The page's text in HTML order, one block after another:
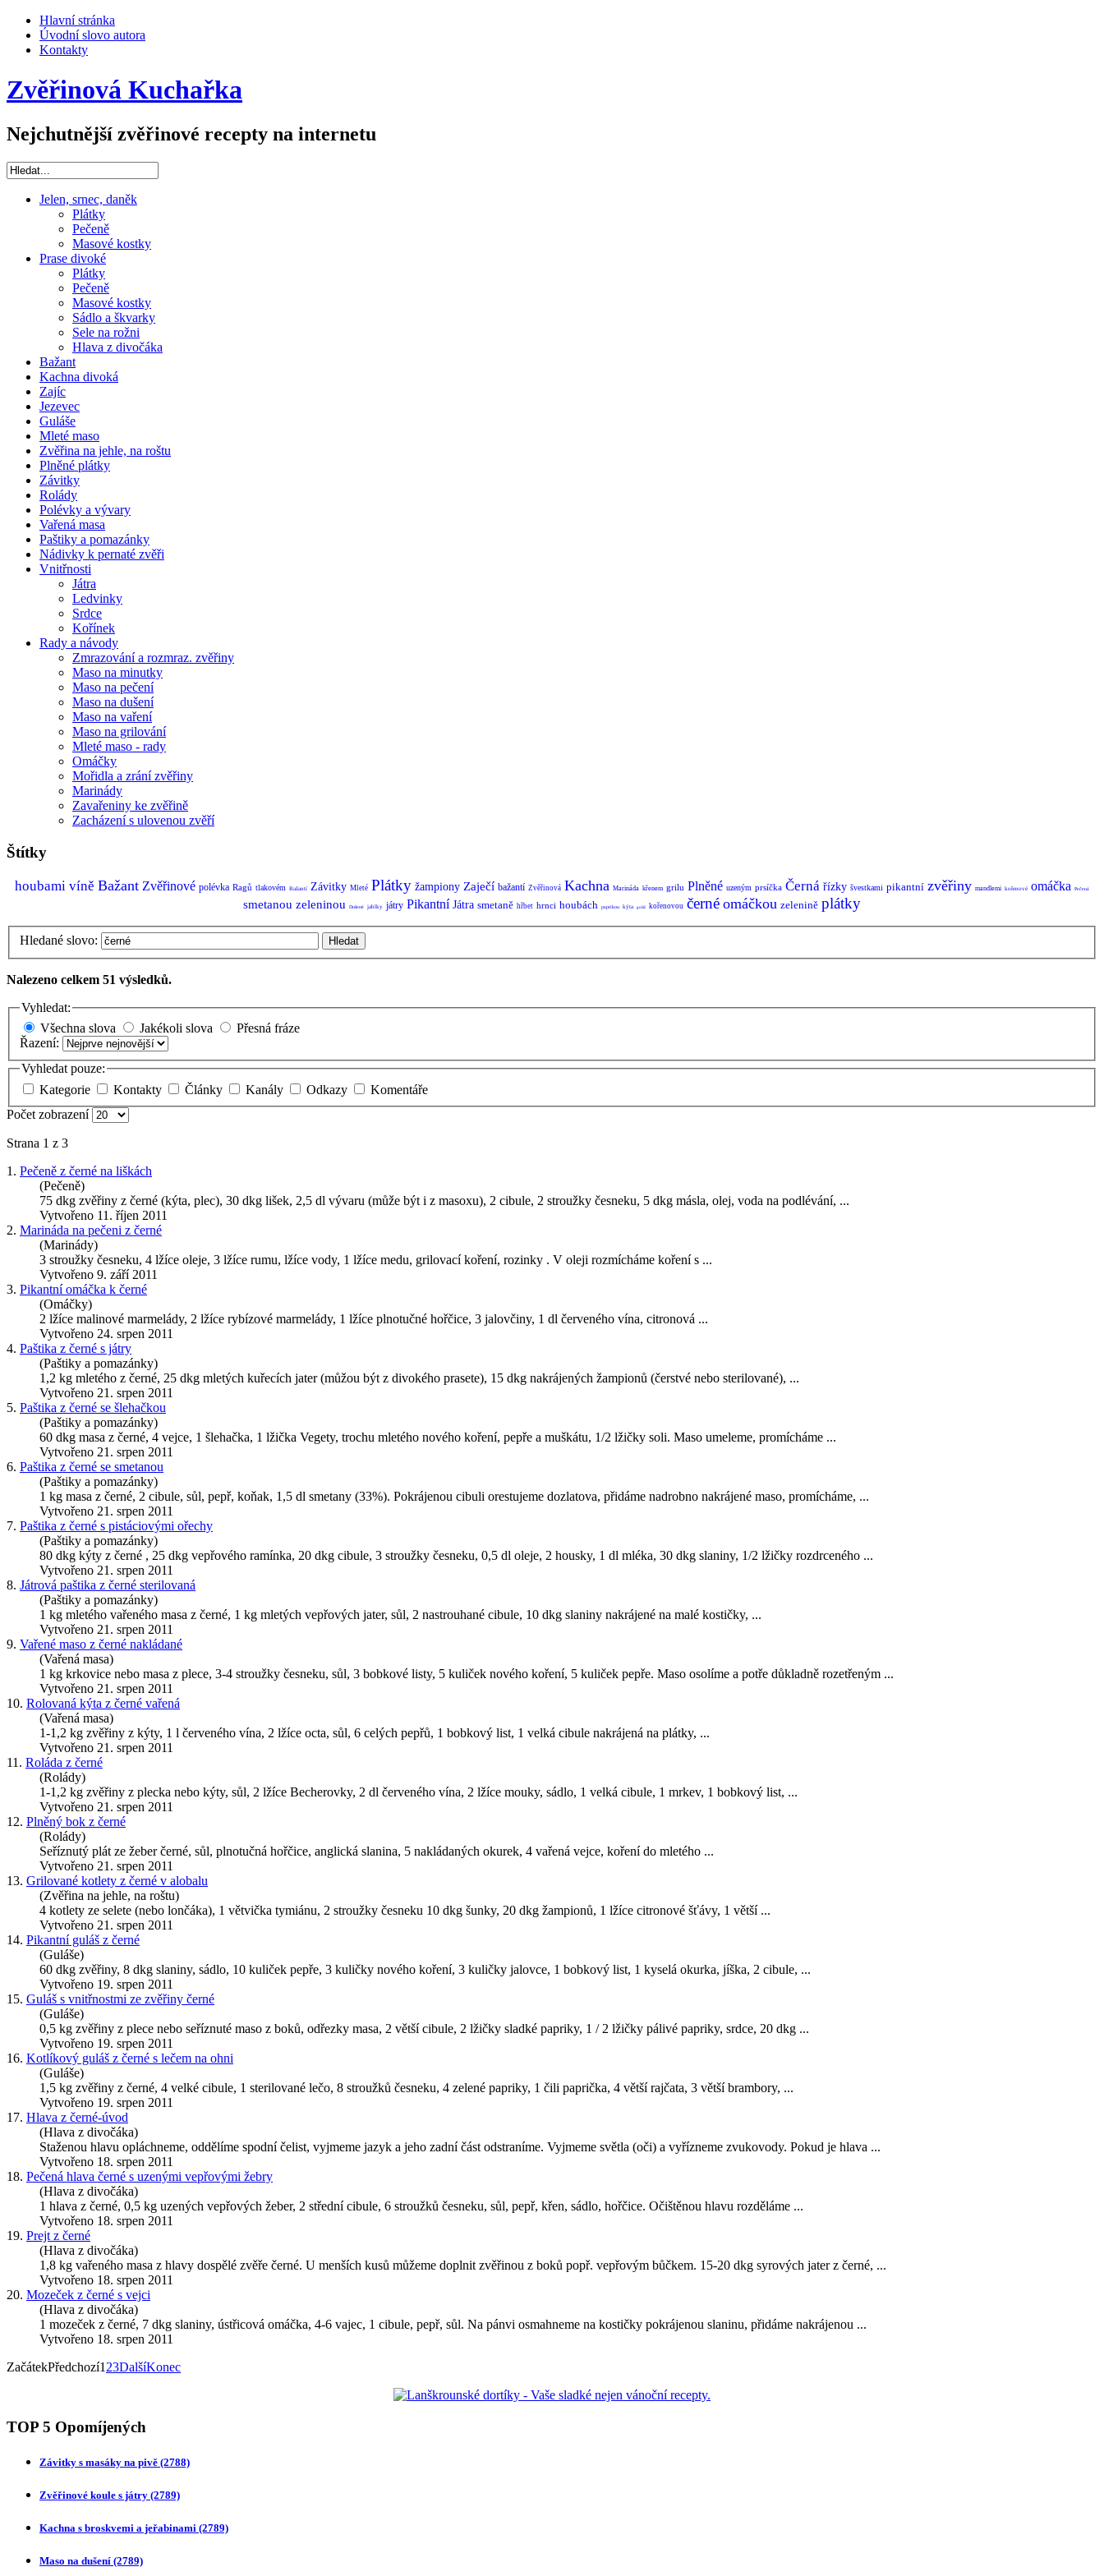
Hlavní stránka
Úvodní slovo autora
Kontakty
Zvěřinová Kuchařka
Nejchutnější zvěřinové recepty na internetu
Jelen, srnec, daněk
Plátky
Pečeně
Masové kostky
Prase divoké
Plátky
Pečeně
Masové kostky
Sádlo a škvarky
Sele na rožni
Hlava z divočáka
Bažant
Kachna divoká
Zajíc
Jezevec
Guláše
Mleté maso
Zvěřina na jehle, na roštu
Plněné plátky
Závitky
Rolády
Polévky a vývary
Vařená masa
Paštiky a pomazánky
Nádivky k pernaté zvěři
Vnitřnosti
Játra
Ledvinky
Srdce
Kořínek
Rady a návody
Zmrazování a rozmraz. zvěřiny
Maso na minutky
Maso na pečení
Maso na dušení
Maso na vaření
Maso na grilování
Mleté maso - rady
Omáčky
Mořidla a zrání zvěřiny
Marinády
Zavařeniny ke zvěřině
Zacházení s ulovenou zvěří
Štítky
houbami víně Bažant Zvěřinové polévka Ragů tlakovém Bažantí Závitky Mleté Plátky žampiony Zaječí bažantí Zvěřinová Kachna Marináda křenem grilu Plněné uzeným prsíčka Černá řízky švestkami pikantní zvěřiny mandlemi kořenové omáčka Pečená
smetanou zeleninou Dušené jablky játry Pikantní Játra smetaně hřbet hrnci houbách paprikou kýta guláš kořenovou černé omáčkou zelenině plátky
Hledané slovo: Hledat
Nalezeno celkem 51 výsledků.
Vyhledat:
Všechna slova
Jakékoli slova
Přesná fráze
Řazení:
Vyhledat pouze:
Kategorie
Kontakty Články Kanály Odkazy
Komentáře
Počet zobrazení
Strana 1 z 3
1. Pečeně z černé na liškách
(Pečeně)
75 dkg zvěřiny z černé (kýta, plec), 30 dkg lišek, 2,5 dl vývaru (může být i z masoxu), 2 cibule, 2 stroužky česneku, 5 dkg másla, olej, voda na podlévání, ...
Vytvořeno 11. říjen 2011
2. Marináda na pečeni z černé
(Marinády)
3 stroužky česneku, 4 lžíce oleje, 3 lžíce rumu, lžíce vody, 1 lžíce medu, grilovací koření, rozinky . V oleji rozmícháme koření s ...
Vytvořeno 9. září 2011
3. Pikantní omáčka k černé
(Omáčky)
2 lžíce malinové marmelády, 2 lžíce rybízové marmelády, 1 lžíce plnotučné hořčice, 3 jalovčiny, 1 dl červeného vína, citronová ...
Vytvořeno 24. srpen 2011
4. Paštika z černé s játry
(Paštiky a pomazánky)
1,2 kg mletého z černé, 25 dkg mletých kuřecích jater (můžou být z divokého prasete), 15 dkg nakrájených žampionů (čerstvé nebo sterilované), ...
Vytvořeno 21. srpen 2011
5. Paštika z černé se šlehačkou
(Paštiky a pomazánky)
60 dkg masa z černé, 4 vejce, 1 šlehačka, 1 lžička Vegety, trochu mletého nového koření, pepře a muškátu, 1/2 lžičky soli. Maso umeleme, promícháme ...
Vytvořeno 21. srpen 2011
6. Paštika z černé se smetanou
(Paštiky a pomazánky)
1 kg masa z černé, 2 cibule, sůl, pepř, koňak, 1,5 dl smetany (33%). Pokrájenou cibuli orestujeme dozlatova, přidáme nadrobno nakrájené maso, promícháme, ...
Vytvořeno 21. srpen 2011
7. Paštika z černé s pistáciovými ořechy
(Paštiky a pomazánky)
80 dkg kýty z černé , 25 dkg vepřového ramínka, 20 dkg cibule, 3 stroužky česneku, 0,5 dl oleje, 2 housky, 1 dl mléka, 30 dkg slaniny, 1/2 lžičky rozdrceného ...
Vytvořeno 21. srpen 2011
8. Játrová paštika z černé sterilovaná
(Paštiky a pomazánky)
1 kg mletého vařeného masa z černé, 1 kg mletých vepřových jater, sůl, 2 nastrouhané cibule, 10 dkg slaniny nakrájené na malé kostičky, ...
Vytvořeno 21. srpen 2011
9. Vařené maso z černé nakládané
(Vařená masa)
1 kg krkovice nebo masa z plece, 3-4 stroužky česneku, sůl, 3 bobkové listy, 5 kuliček nového koření, 5 kuliček pepře. Maso osolíme a potře důkladně rozetřeným ...
Vytvořeno 21. srpen 2011
10. Rolovaná kýta z černé vařená
(Vařená masa)
1-1,2 kg zvěřiny z kýty, 1 l červeného vína, 2 lžíce octa, sůl, 6 celých pepřů, 1 bobkový list, 1 velká cibule nakrájená na plátky, ...
Vytvořeno 21. srpen 2011
11. Roláda z černé
(Rolády)
1-1,2 kg zvěřiny z plecka nebo kýty, sůl, 2 lžíce Becherovky, 2 dl červeného vína, 2 lžíce mouky, sádlo, 1 velká cibule, 1 mrkev, 1 bobkový list, ...
Vytvořeno 21. srpen 2011
12. Plněný bok z černé
(Rolády)
Seříznutý plát ze žeber černé, sůl, plnotučná hořčice, anglická slanina, 5 nakládaných okurek, 4 vařená vejce, koření do mletého ...
Vytvořeno 21. srpen 2011
13. Grilované kotlety z černé v alobalu
(Zvěřina na jehle, na roštu)
4 kotlety ze selete (nebo lončáka), 1 větvička tymiánu, 2 stroužky česneku 10 dkg šunky, 20 dkg žampionů, 1 lžíce citronové šťávy, 1 větší ...
Vytvořeno 21. srpen 2011
14. Pikantní guláš z černé
(Guláše)
60 dkg zvěřiny, 8 dkg slaniny, sádlo, 10 kuliček pepře, 3 kuličky nového koření, 3 kuličky jalovce, 1 bobkový list, 1 kyselá okurka, jíška, 2 cibule, ...
Vytvořeno 19. srpen 2011
15. Guláš s vnitřnostmi ze zvěřiny černé
(Guláše)
0,5 kg zvěřiny z plece nebo seříznuté maso z boků, odřezky masa, 2 větší cibule, 2 lžičky sladké papriky, 1 / 2 lžičky pálivé papriky, srdce, 20 dkg ...
Vytvořeno 19. srpen 2011
16. Kotlíkový guláš z černé s lečem na ohni
(Guláše)
1,5 kg zvěřiny z černé, 4 velké cibule, 1 sterilované lečo, 8 stroužků česneku, 4 zelené papriky, 1 čili paprička, 4 větší rajčata, 3 větší brambory, ...
Vytvořeno 19. srpen 2011
17. Hlava z černé-úvod
(Hlava z divočáka)
Staženou hlavu opláchneme, oddělíme spodní čelist, vyjmeme jazyk a jeho zadní část odstraníme. Vyjmeme světla (oči) a vyřízneme zvukovody. Pokud je hlava ...
Vytvořeno 18. srpen 2011
18. Pečená hlava černé s uzenými vepřovými žebry
(Hlava z divočáka)
1 hlava z černé, 0,5 kg uzených vepřových žeber, 2 střední cibule, 6 stroužků česneku, sůl, pepř, křen, sádlo, hořčice. Očištěnou hlavu rozděláme ...
Vytvořeno 18. srpen 2011
19. Prejt z černé
(Hlava z divočáka)
1,8 kg vařeného masa z hlavy dospělé zvěře černé. U menších kusů můžeme doplnit zvěřinou z boků popř. vepřovým bůčkem. 15-20 dkg syrových jater z černé, ...
Vytvořeno 18. srpen 2011
20. Mozeček z černé s vejci
(Hlava z divočáka)
1 mozeček z černé, 7 dkg slaniny, ústřicová omáčka, 4-6 vajec, 1 cibule, pepř, sůl. Na pánvi osmahneme na kostičky pokrájenou slaninu, přidáme nakrájenou ...
Vytvořeno 18. srpen 2011
ZačátekPředchozí1 23DalšíKonec
TOP 5 Opomíjených
Závitky s masáky na pivě (2788)
Zvěřinové koule s játry (2789)
Kachna s broskvemi a jeřabinami (2789)
Maso na dušení (2789)